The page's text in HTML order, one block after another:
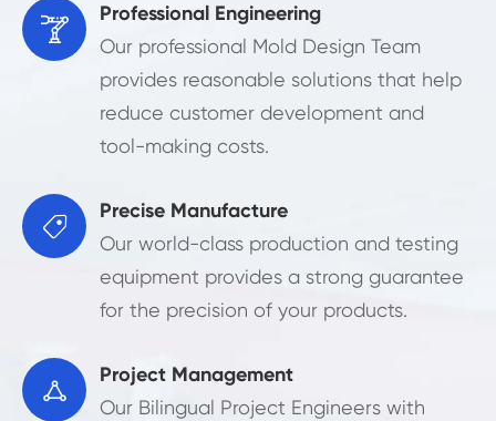

Professional Engineering
Our professional Mold Design Team
provides reasonable solutions that help
reduce customer development and
tool-making costs.

Precise Manufacture
Our world-class production and testing
equipment provides a strong guarantee
for the precision of your products.

Project Management
Our Bilingual Project Engineers with